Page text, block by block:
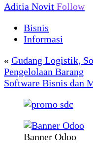
Aditia Novit Follow
Bisnis
Informasi
« Gudang Logistik,
Pengelolaan Barang
Software Bisnis dan
Banner Odoo